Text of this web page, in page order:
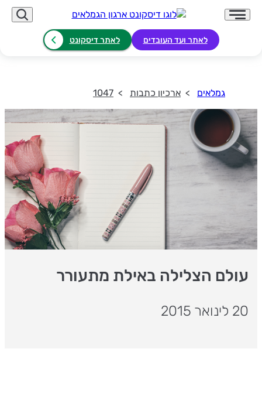
לאתר ועד העובדים לאתר דיסקונט
גמלאים ארכיון כתבות 1047
עולם הצלילה באילת מתעורר
20 לינואר 2015